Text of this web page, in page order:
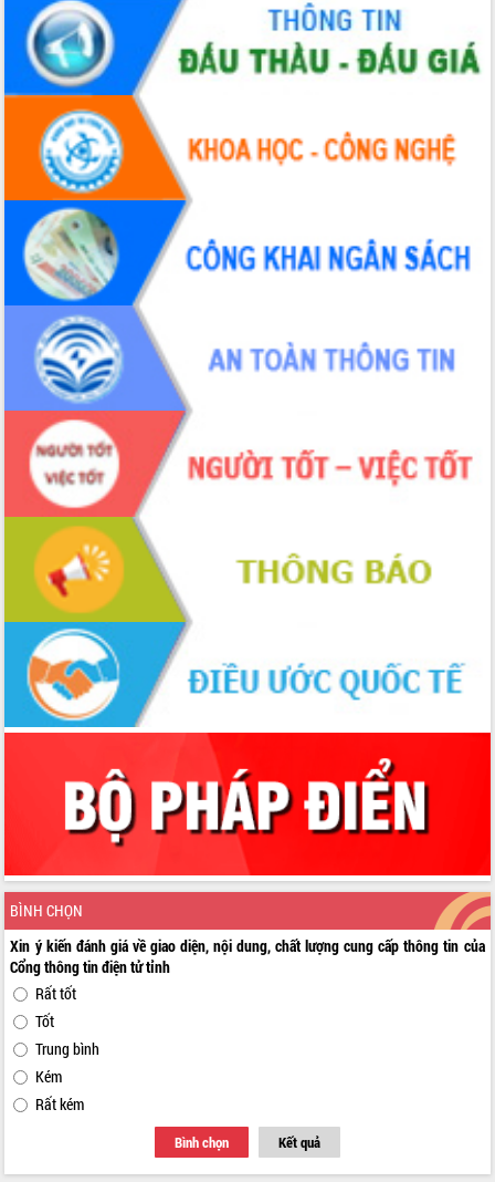
BÌNH CHỌN
Xin ý kiến đánh giá về giao diện, nội dung, chất lượng cung cấp thông tin của
Cổng thông tin điện tử tỉnh
Rất tốt
Tốt
Trung bình
Kém
Rất kém
Bình chọn Kết quả